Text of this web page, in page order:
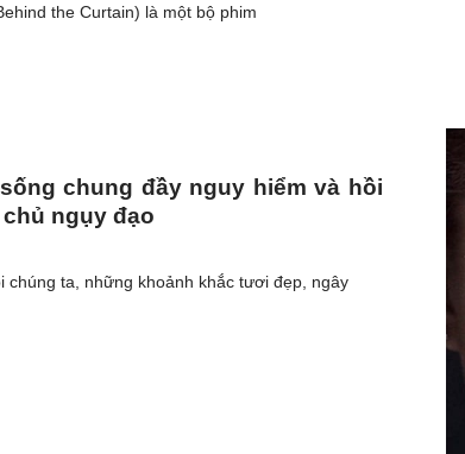
the Curtain) là một bộ phim
chung đầy nguy hiểm và hồi
ngụy đạo
chúng ta, những khoảnh khắc tươi đẹp, ngây